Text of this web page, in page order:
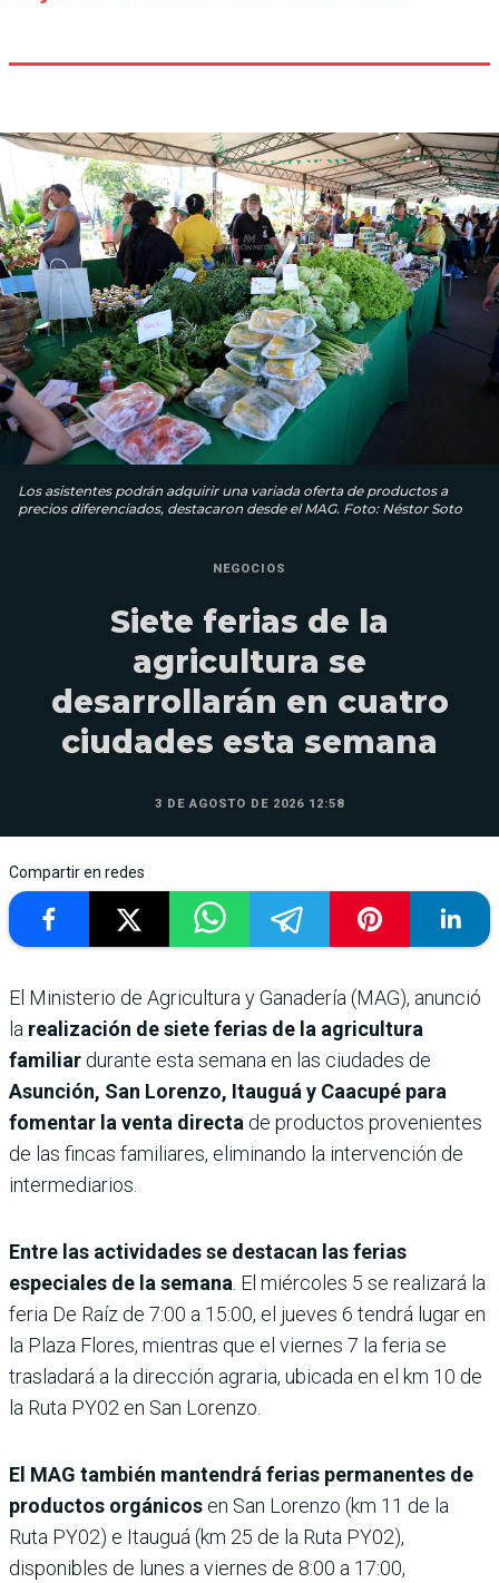
Los asistentes podrán adquirir una variada oferta de productos a
precios diferenciados, destacaron desde el MAG. Foto: Néstor Soto
NEGOCIOS
Siete ferias de la
agricultura se
desarrollarán en cuatro
ciudades esta semana
3 DE AGOSTO DE 2026 12:58
Compartir en redes
El Ministerio de Agricultura y Ganadería (MAG), anunció
la realización de siete ferias de la agricultura
familiar durante esta semana en las ciudades de
Asunción, San Lorenzo, Itauguá y Caacupé para
fomentar la venta directa de productos provenientes
de las fincas familiares, eliminando la intervención de
intermediarios.
Entre las actividades se destacan las ferias
especiales de la semana . El miércoles 5 se realizará la
feria De Raíz de 7:00 a 15:00, el jueves 6 tendrá lugar en
la Plaza Flores, mientras que el viernes 7 la feria se
trasladará a la dirección agraria, ubicada en el km 10 de
la Ruta PY02 en San Lorenzo.
El MAG también mantendrá ferias permanentes de
productos orgánicos en San Lorenzo (km 11 de la
Ruta PY02) e Itauguá (km 25 de la Ruta PY02),
disponibles de lunes a viernes de 8:00 a 17:00,